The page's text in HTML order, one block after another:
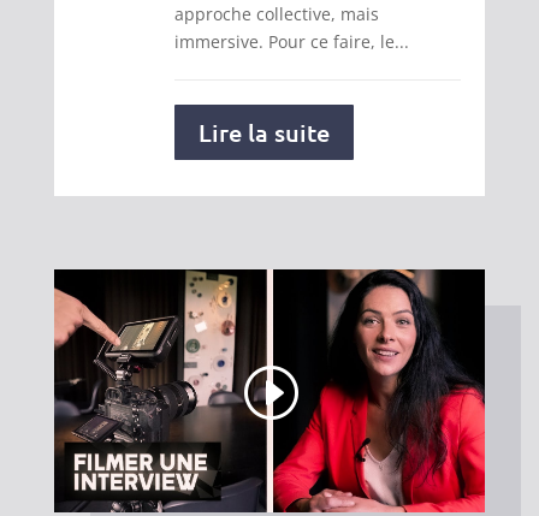
approche collective, mais
immersive. Pour ce faire, le...
Lire la suite